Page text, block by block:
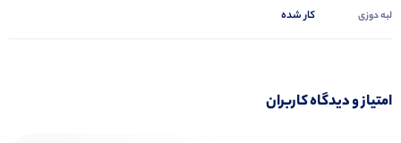
لبه دوزی کار شده
امتیاز و دیدگاه کاربران